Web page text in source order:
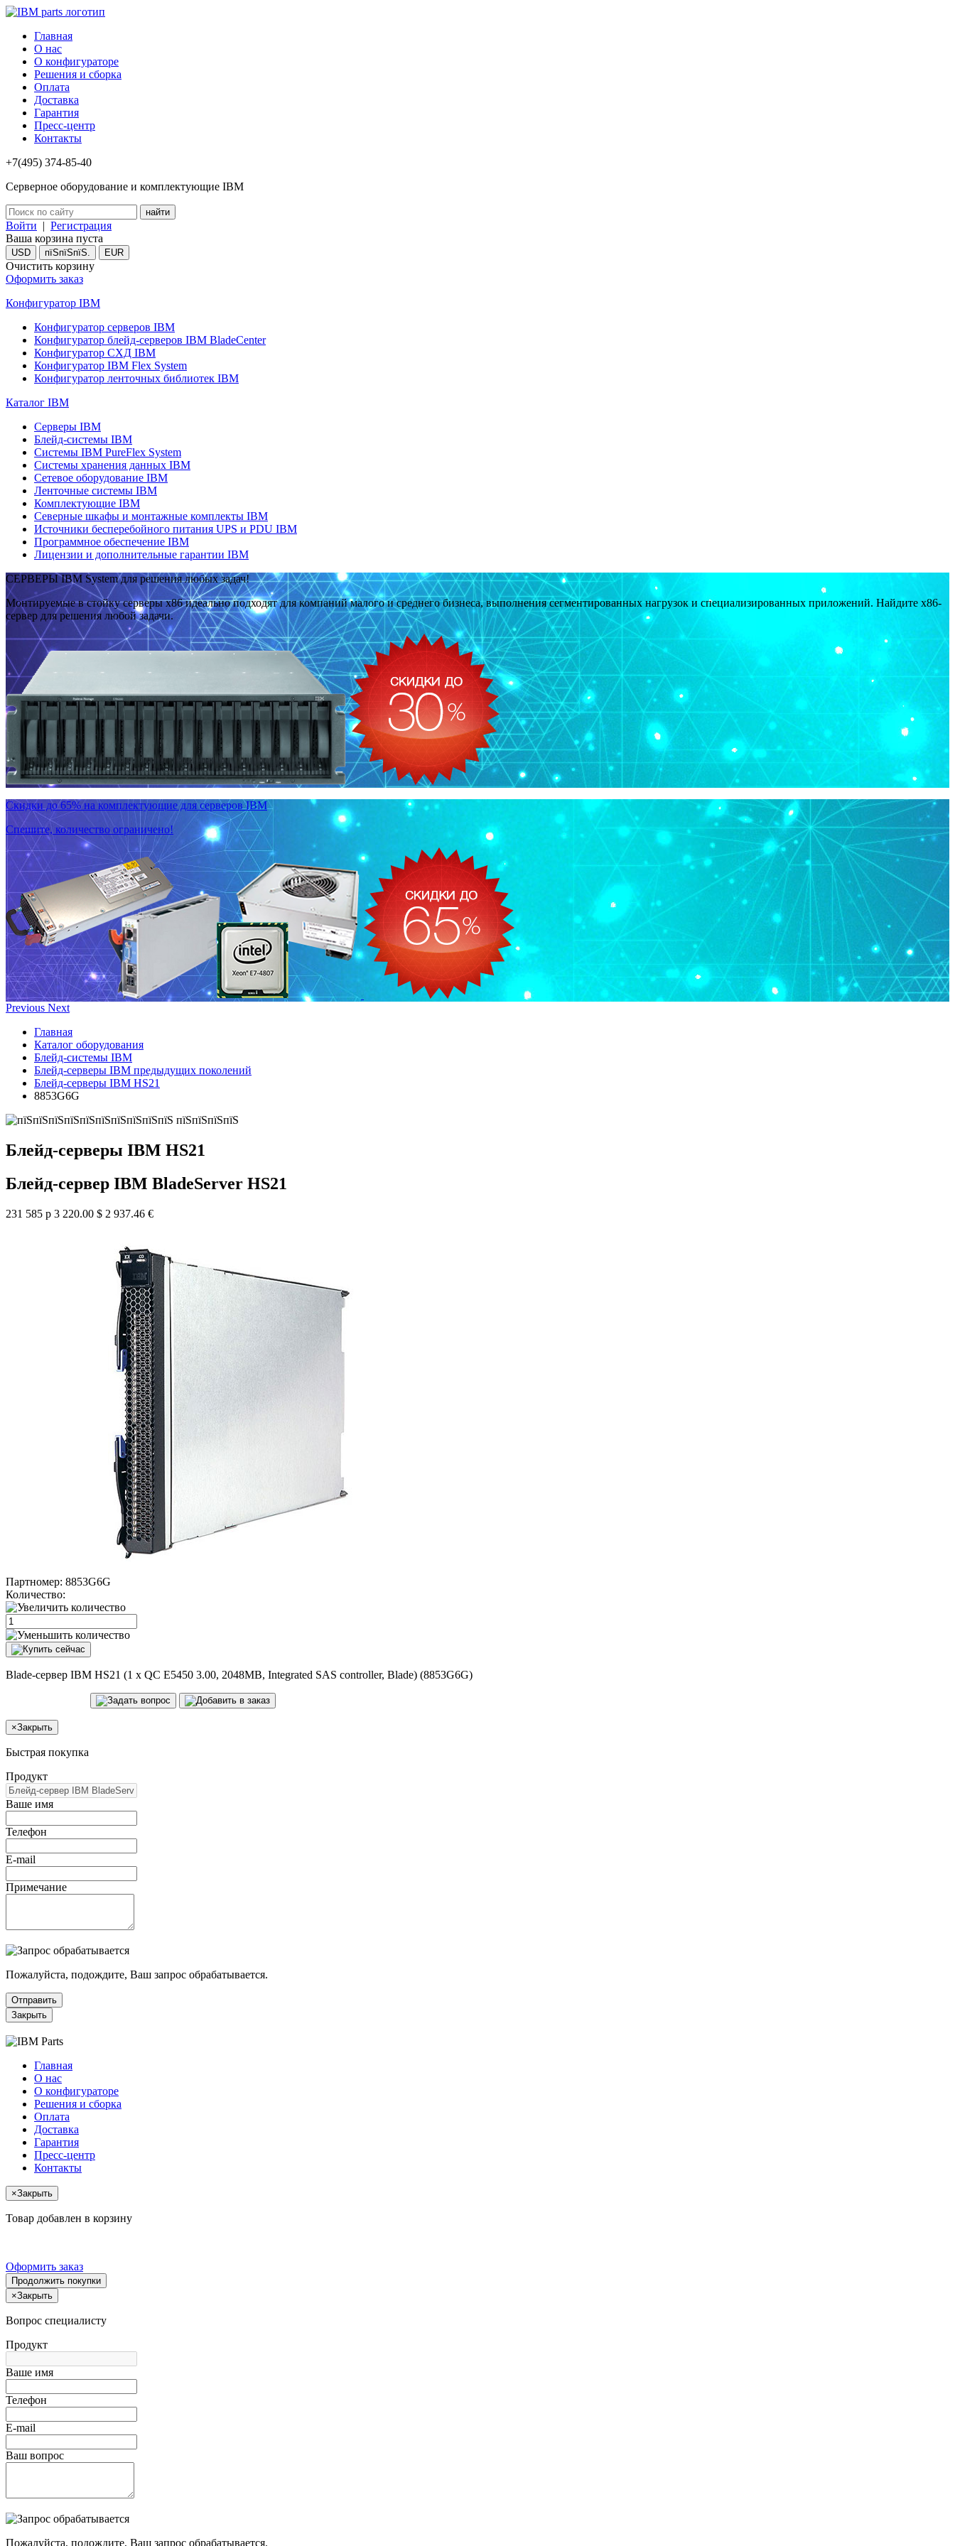
Главная
О нас
О конфигураторе
Решения и сборка
Оплата
Доставка
Гарантия
Пресс-центр
Контакты
+7(495) 374-85-40
Серверное оборудование и комплектующие IBM
Войти | Регистрация
Ваша корзина пуста
USD пїЅпїЅпїЅ. EUR
Очистить корзину
Оформить заказ
Конфигуратор IBM
Конфигуратор серверов IBM
Конфигуратор блейд-серверов IBM BladeCenter
Конфигуратор СХД IBM
Конфигуратор IBM Flex System
Конфигуратор ленточных библиотек IBM
Каталог IBM
Серверы IBM
Блейд-системы IBM
Системы IBM PureFlex System
Системы хранения данных IBM
Сетевое оборудование IBM
Ленточные системы IBM
Комплектующие IBM
Северные шкафы и монтажные комплекты IBM
Источники бесперебойного питания UPS и PDU IBM
Программное обеспечение IBM
Лицензии и дополнительные гарантии IBM
СЕРВЕРЫ IBM System для решения любых задач!
Монтируемые в стойку серверы x86 идеально подходят для компаний малого и среднего бизнеса, выполнения сегментированных нагрузок и специализированных приложений. Найдите x86-
сервер для решения любой задачи.
Скидки до 65% на комплектующие для серверов IBM
Спешите, количество ограничено!
Previous Next
Главная
Каталог оборудования
Блейд-системы IBM
Блейд-серверы IBM предыдущих поколений
Блейд-серверы IBM HS21
8853G6G
Блейд-серверы IBM HS21
Блейд-сервер IBM BladeServer HS21
231 585 р 3 220.00 $ 2 937.46 €
Партномер: 8853G6G
Количество:
Blade-сервер IBM HS21 (1 x QC E5450 3.00, 2048MB, Integrated SAS controller, Blade) (8853G6G)
×Закрыть
Быстрая покупка
Продукт
Ваше имя
Телефон
E-mail
Примечание
Пожалуйста, подождите, Ваш запрос обрабатывается.
Отправить
Закрыть
Главная
О нас
О конфигураторе
Решения и сборка
Оплата
Доставка
Гарантия
Пресс-центр
Контакты
×Закрыть
Товар добавлен в корзину
Оформить заказ
Продолжить покупки
×Закрыть
Вопрос специалисту
Продукт
Ваше имя
Телефон
E-mail
Ваш вопрос
Пожалуйста, подождите, Ваш запрос обрабатывается.